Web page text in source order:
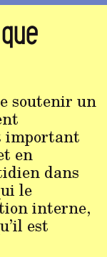
soutenir un
important
en
dans
le
interne,
est